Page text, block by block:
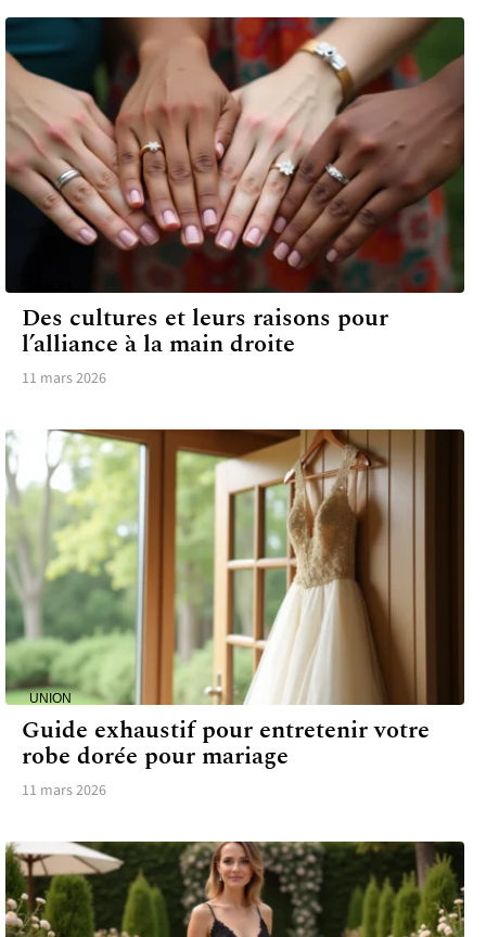
Des cultures et leurs raisons pour
l’alliance à la main droite
11 mars 2026
UNION
Guide exhaustif pour entretenir votre
robe dorée pour mariage
11 mars 2026